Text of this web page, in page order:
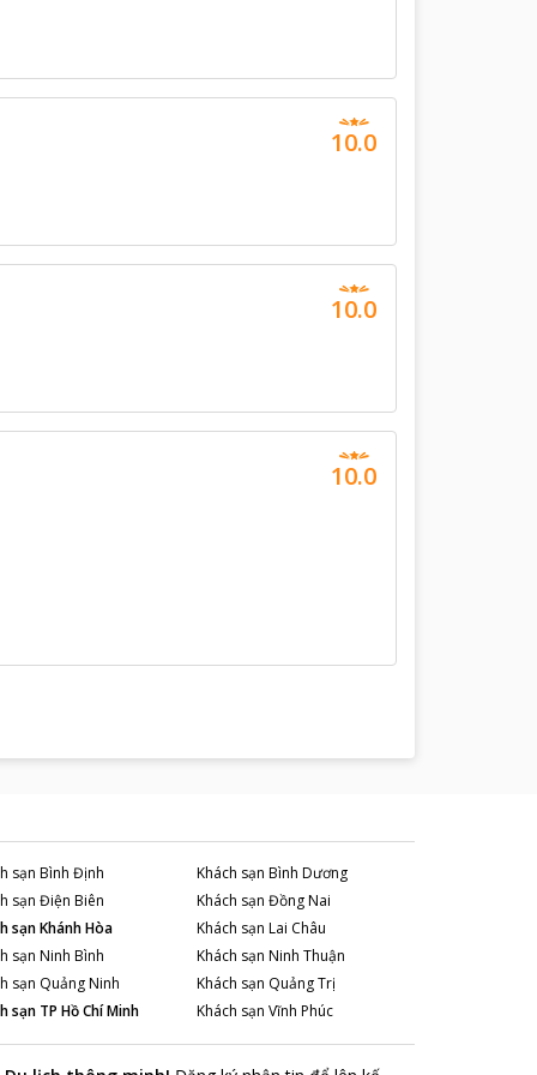
10.0
10.0
10.0
sạn Bình Định Khách sạn Bình Dương
sạn Điện Biên Khách sạn Đồng Nai
sạnKhánh Hòa Khách sạn Lai Châu
sạn Ninh Bình Khách sạn Ninh Thuận
sạn Quảng Ninh Khách sạn Quảng Trị
sạn TP Hồ Chí Minh Khách sạn Vĩnh Phúc